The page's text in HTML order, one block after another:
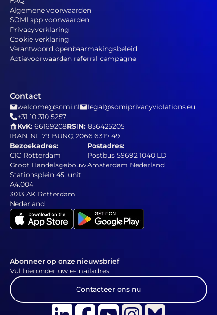
Algemene voorwaarden
SOMI app voorwaarden
Privacyverklaring
Cookie verklaring
Verantwoord openbaarmakingsbeleid
Actievoorwaarden referral campagne
Contact
welcome@somi.nl
legal@somiprivacyviolations.eu
+31 10 310 5257
KvK: 66169208RSIN: 856425205
IBAN: NL 79 BUNQ 2066 6319 49
Bezoekadres:
CIC Rotterdam
Groot Handelsgebouw
Stationsplein 45, unit
A4.004
3013 AK Rotterdam
Nederland
Postadres:
Postbus 59692 1040 LD
Amsterdam Nederland
Abonneer op onze nieuwsbrief
Vul hieronder uw e-mailadres
Contacteer ons nu